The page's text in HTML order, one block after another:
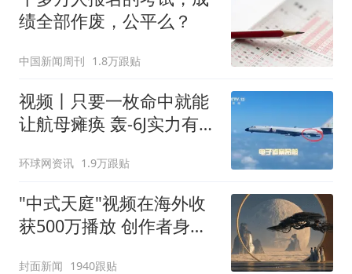
绩全部作废，公平么？
中国新闻周刊 1.8万跟贴
视频丨只要一枚命中就能
让航母瘫痪 轰-6J实力有多
环球网资讯 1.9万跟贴
"中式天庭"视频在海外收
获500万播放 创作者身份
封面新闻 1940跟贴